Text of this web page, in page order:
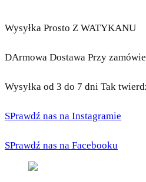
Wysyłka Prosto Z WATYKANU
DArmowa Dostawa Przy
Wysyłka od 3 do 7 dni Tak
SPrawdź nas na Instagramie
SPrawdź nas na Facebooku